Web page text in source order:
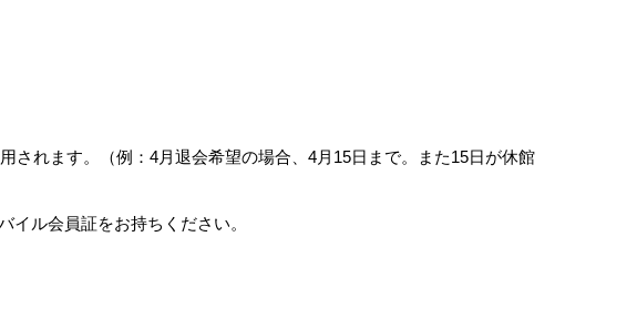
されます。（例：4月退会希望の場合、4月15日まで。また15日が休館
ル会員証をお持ちください。